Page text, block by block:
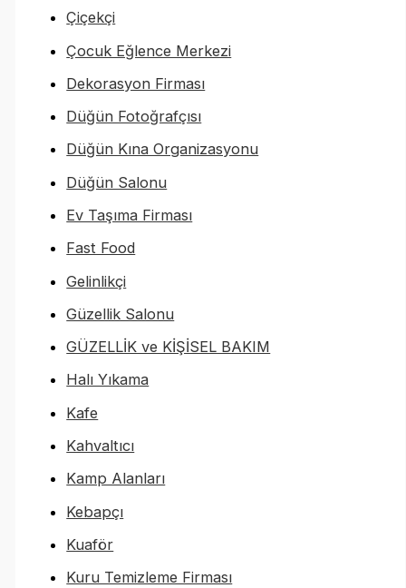
Çiçekçi
Çocuk Eğlence Merkezi
Dekorasyon Firması
Düğün Fotoğrafçısı
Düğün Kına Organizasyonu
Düğün Salonu
Ev Taşıma Firması
Fast Food
Gelinlikçi
Güzellik Salonu
GÜZELLİK ve KİŞİSEL BAKIM
Halı Yıkama
Kafe
Kahvaltıcı
Kamp Alanları
Kebapçı
Kuaför
Kuru Temizleme Firması